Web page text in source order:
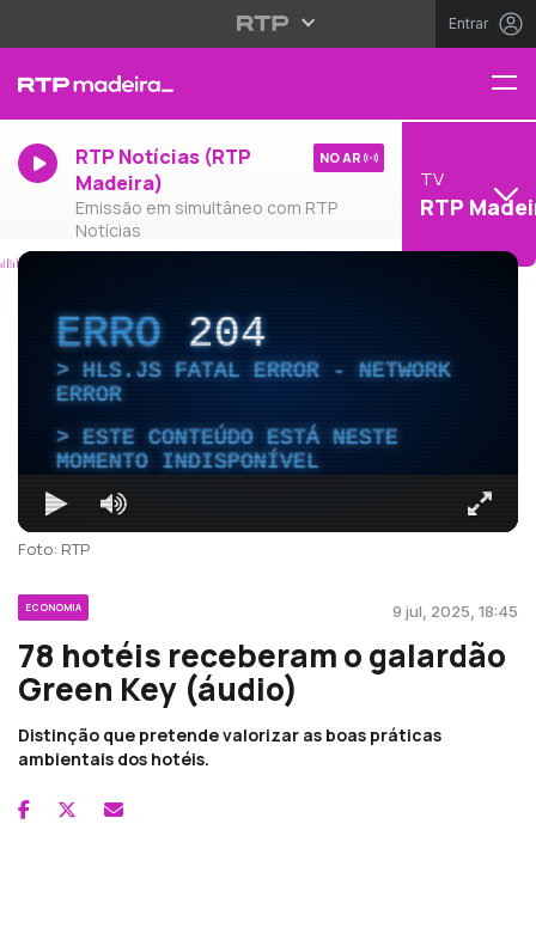
Entrar
RTP Notícias (RTP
Madeira)
Emissão em simultâneo com RTP
Notícias
NO AR
TV
RTP
ERRO204
HLS.JS FATAL ERROR - NETWORK
ERROR
ESTE CONTEÚDO ESTÁ NESTE
MOMENTO INDISPONÍVEL
Foto: RTP
ECONOMIA 9 jul, 2025, 18:45
78 hotéis receberam o galardão
Green Key (áudio)
Distinção que pretende valorizar as boas práticas
ambientais dos hotéis.